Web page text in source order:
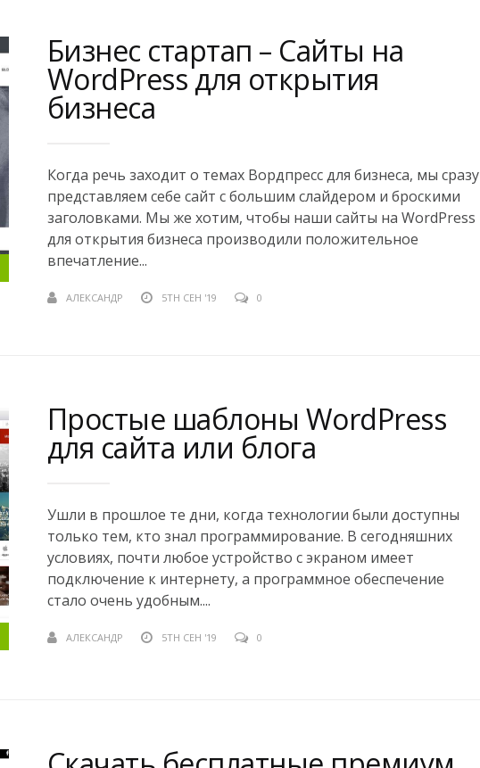
Бизнес стартап – Сайты на
WordPress для открытия
бизнеса
Когда речь заходит о темах Вордпресс для бизнеса, мы сразу
представляем себе сайт с большим слайдером и броскими
заголовками. Мы же хотим, чтобы наши cайты на WordPress
для открытия бизнеса производили положительное
впечатление...
АЛЕКСАНДР 5TH СЕН '19 0
Простые шаблоны WordPress
для сайта или блога
Ушли в прошлое те дни, когда технологии были доступны
только тем, кто знал программирование. В сегодняшних
условиях, почти любое устройство с экраном имеет
подключение к интернету, а программное обеспечение
стало очень удобным....
АЛЕКСАНДР 5TH СЕН '19 0